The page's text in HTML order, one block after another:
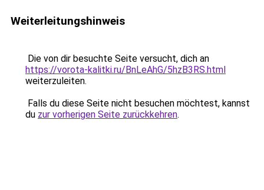
Weiterleitungshinweis
Die von dir besuchte Seite versucht, dich an
https://vorota-kalitki.ru/BnLeAhG/5hzB3RS.html
weiterzuleiten.
Falls du diese Seite nicht besuchen möchtest, kannst
du zur vorherigen Seite zurückkehren.